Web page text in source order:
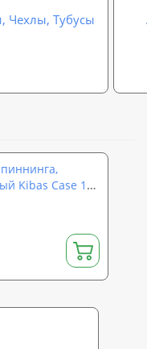
Чехлы, Тубусы
Kibas Case 130